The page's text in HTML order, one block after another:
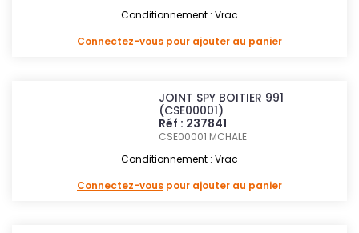
Conditionnement : Vrac
Connectez-vous pour ajouter au panier
JOINT SPY BOITIER 991
(CSE00001)
Réf : 237841
CSE00001 MCHALE
Conditionnement : Vrac
Connectez-vous pour ajouter au panier